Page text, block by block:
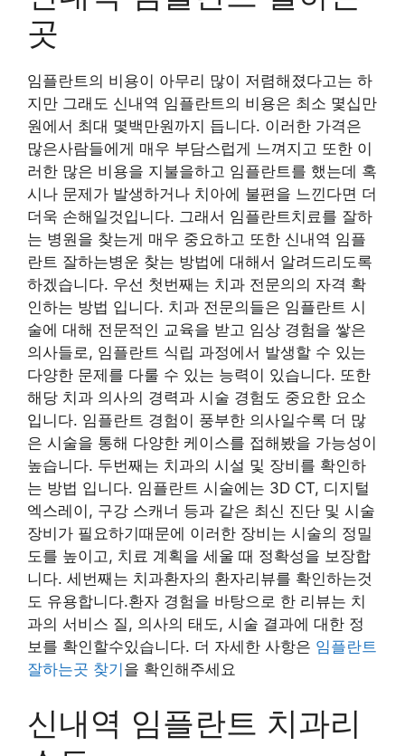
곳
임플란트의 비용이 아무리 많이 저렴해졌다고는 하
지만 그래도 신내역 임플란트의 비용은 최소 몇십만
원에서 최대 몇백만원까지 듭니다. 이러한 가격은
많은사람들에게 매우 부담스럽게 느껴지고 또한 이
러한 많은 비용을 지불을하고 임플란트를 했는데 혹
시나 문제가 발생하거나 치아에 불편을 느낀다면 더
더욱 손해일것입니다. 그래서 임플란트치료를 잘하
는 병원을 찾는게 매우 중요하고 또한 신내역 임플
란트 잘하는병운 찾는 방법에 대해서 알려드리도록
하겠습니다. 우선 첫번째는 치과 전문의의 자격 확
인하는 방법 입니다. 치과 전문의들은 임플란트 시
술에 대해 전문적인 교육을 받고 임상 경험을 쌓은
의사들로, 임플란트 식립 과정에서 발생할 수 있는
다양한 문제를 다룰 수 있는 능력이 있습니다. 또한
해당 치과 의사의 경력과 시술 경험도 중요한 요소
입니다. 임플란트 경험이 풍부한 의사일수록 더 많
은 시술을 통해 다양한 케이스를 접해봤을 가능성이
높습니다. 두번째는 치과의 시설 및 장비를 확인하
는 방법 입니다. 임플란트 시술에는 3D CT, 디지털
엑스레이, 구강 스캐너 등과 같은 최신 진단 및 시술
장비가 필요하기때문에 이러한 장비는 시술의 정밀
도를 높이고, 치료 계획을 세울 때 정확성을 보장합
니다. 세번째는 치과환자의 환자리뷰를 확인하는것
도 유용합니다.환자 경험을 바탕으로 한 리뷰는 치
과의 서비스 질, 의사의 태도, 시술 결과에 대한 정
보를 확인할수있습니다. 더 자세한 사항은 임플란트
잘하는곳 찾기을 확인해주세요
신내역 임플란트 치과리